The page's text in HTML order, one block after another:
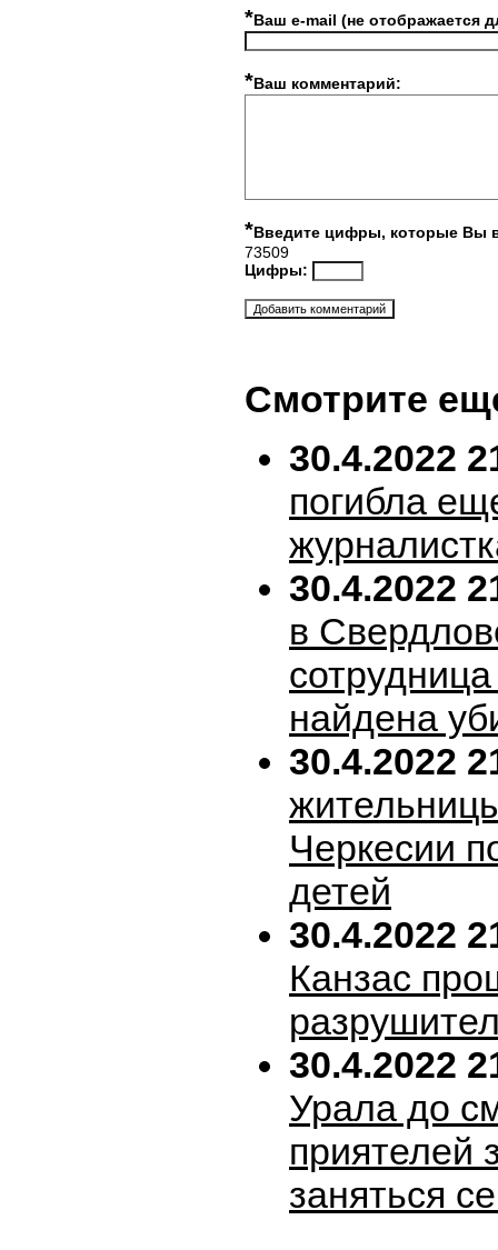
*Ваш e-mail (не отображается
*Ваш комментарий:
*Введите цифры, которые Вы
73509
Цифры:
Смотрите
30.4.2022
погибла
30.4.2022
в
найдена
30.4.2022
Черкесии
детей
30.4.2022
Канзас
30.4.2022
Урала до
приятелей
заняться